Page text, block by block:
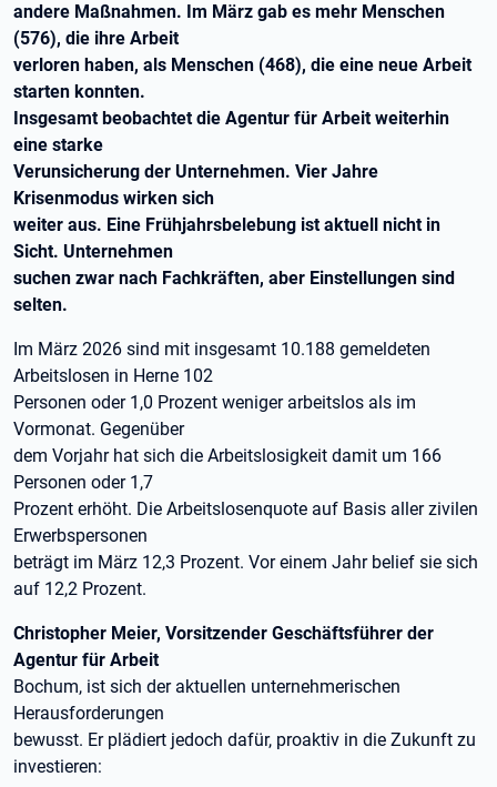
andere Maßnahmen. Im März gab es mehr Menschen
(576), die ihre Arbeit
verloren haben, als Menschen (468), die eine neue Arbeit
starten konnten.
Insgesamt beobachtet die Agentur für Arbeit weiterhin
eine starke
Verunsicherung der Unternehmen. Vier Jahre
Krisenmodus wirken sich
weiter aus. Eine Frühjahrsbelebung ist aktuell nicht in
Sicht. Unternehmen
suchen zwar nach Fachkräften, aber Einstellungen sind
selten.
Im März 2026 sind mit insgesamt 10.188 gemeldeten
Arbeitslosen in Herne 102
Personen oder 1,0 Prozent weniger arbeitslos als im
Vormonat. Gegenüber
dem Vorjahr hat sich die Arbeitslosigkeit damit um 166
Personen oder 1,7
Prozent erhöht. Die Arbeitslosenquote auf Basis aller zivilen
Erwerbspersonen
beträgt im März 12,3 Prozent. Vor einem Jahr belief sie sich
auf 12,2 Prozent.
Christopher Meier, Vorsitzender Geschäftsführer der
Agentur für Arbeit
Bochum, ist sich der aktuellen unternehmerischen
Herausforderungen
bewusst. Er plädiert jedoch dafür, proaktiv in die Zukunft zu
investieren: